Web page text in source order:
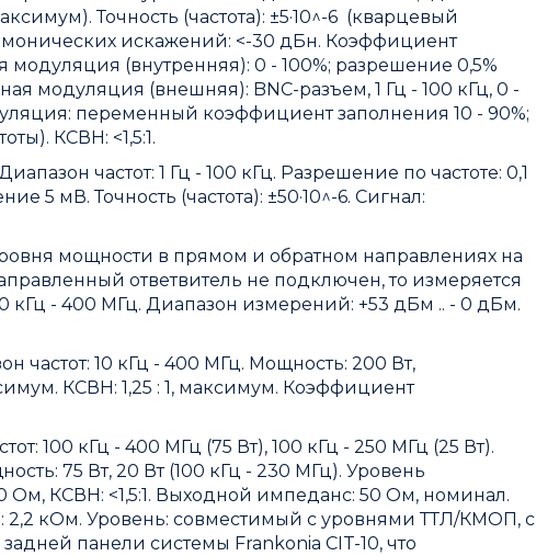
Точность (частота): ±5·10^-6 (кварцевый
искажений: <-30 дБн. Коэффициент
(внутренняя): 0 - 100%; разрешение 0,5%
модуляция (внешняя): BNC-разъем, 1 Гц - 100 кГц, 0 -
переменный коэффициент заполнения 10 - 90%;
КСВН: <1,5:1.
частот: 1 Гц - 100 кГц. Разрешение по частоте: 0,1
5 мВ. Точность (частота): ±50·10^-6. Сигнал:
мощности в прямом и обратном направлениях на
ответвитель не подключен, то измеряется
кГц - 400 МГц. Диапазон измерений: +53 дБм .. - 0 дБм.
частот: 10 кГц - 400 МГц. Мощность: 200 Вт,
КСВН: 1,25 : 1, максимум. Коэффициент
100 кГц - 400 МГц (75 Вт), 100 кГц - 250 МГц (25 Вт).
75 Вт, 20 Вт (100 кГц - 230 МГц). Уровень
КСВН: <1,5:1. Выходной импеданс: 50 Ом, номинал.
2,2 кОм. Уровень: совместимый с уровнями ТТЛ/КМОП, с
панели системы Frankonia CIT-10, что